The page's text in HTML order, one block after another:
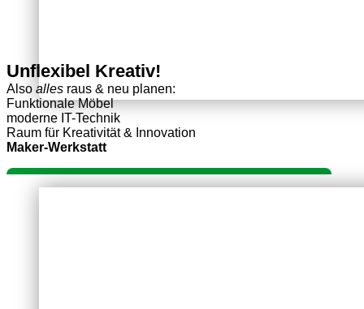
Unflexibel Kreativ!
Also alles raus & neu planen:
Funktionale Möbel
moderne IT-Technik
Raum für Kreativität & Innovation
Maker-Werkstatt